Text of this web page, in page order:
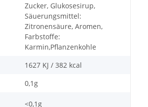
Zucker, Glukosesirup,
Säuerungsmittel:
Zitronensäure, Aromen,
Farbstoffe:
Karmin,Pflanzenkohle
1627 KJ / 382 kcal
0,1g
<0,1g